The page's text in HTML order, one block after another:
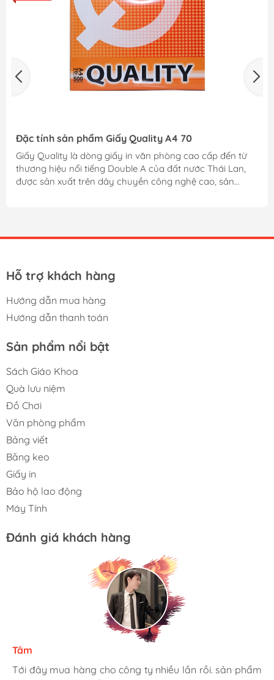
Đặc tính sản phẩm Giấy Quality A4 70
Giấy Quality là dòng giấy in văn phòng cao cấp đến từ
thương hiệu nổi tiếng Double A của đất nước Thái Lan,
được sản xuất trên dây chuyền công nghệ cao, sản
thuộc. Chất liệu và...
Hỗ trợ khách hàng
Hướng dẫn mua hàng
Hướng dẫn thanh toán
Sản phẩm nổi bật
Sách Giáo Khoa
Quà lưu niệm
Đồ Chơi
Văn phòng phẩm
Bảng viết
Băng keo
Giấy in
Bảo hộ lao động
Máy Tính
Đánh giá khách hàng
Hiềng
Tôi là một khách hàng thường xuyên của nhà sách Hà
Ngọc Dung
Mình rất là hài lòng khi đến nhà sách Hà My. Họ có
Tâm
Tới đây mua hàng cho công ty nhiều lần rồi. sản phẩm